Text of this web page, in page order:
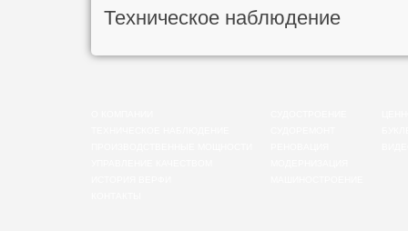
Техническое наблюдение